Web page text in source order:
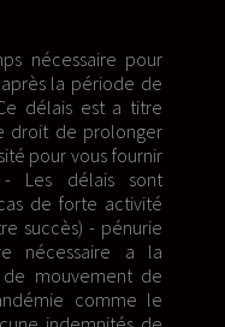
nécessaire pour
la période de
délais est a titre
droit de prolonger
pour vous fournir
Les délais sont
de forte activité
succès) - pénurie
nécessaire a la
mouvement de
comme le